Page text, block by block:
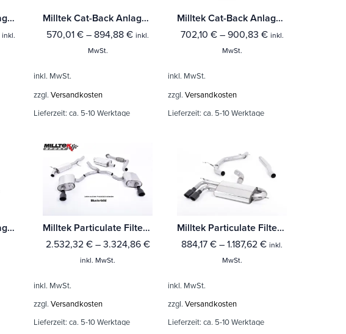
Milltek Cat-Back Anlage Volkswagen Up! GTI 1.0TSI 115PS (3 & 5-Türer) Mit TÜV / ECE Zulassung!
inkl.
Milltek Cat-Back Anlage Volkswagen Up! 1.0TSI 90PS (3 & 5-Türer)
570,01 € – 894,88 € inkl.
MwSt.
inkl. MwSt.
zzgl. Versandkosten
Lieferzeit: ca. 5-10 Werktage
Milltek Cat-Back Anlage Volkswagen Up! 1.0TSI 90PS (3 & 5-Türer) Mit TÜV / ECE Zulassung!
702,10 €– 900,83 € inkl.
MwSt.
inkl. MwSt.
zzgl. Versandkosten
Lieferzeit: ca. 5-10 Werktage
Milltek Cat-Back Anlage Volkswagen T-Roc R 2.0TSI 300ps (mit OPF/GPF) Mit TÜV / ECE Zulassung!
Milltek Particulate Filter-back Volkswagen Tiguan R 320ps ((Fahrzeuge mit OPF)
2.532,32 €– 3.324,86 €
inkl. MwSt.
inkl. MwSt.
zzgl. Versandkosten
Lieferzeit: ca. 5-10 Werktage
Milltek Particulate Filter-back Volkswagen Scirocco GT 2.0 TDI CR 170
884,17 € – 1.187,62 € inkl.
MwSt.
inkl. MwSt.
zzgl. Versandkosten
Lieferzeit: ca. 5-10 Werktage